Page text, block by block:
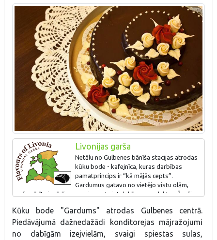
Livonijas garša
Netālu no Gulbenes bānīša stacijas atrodas
kūku bode - kafejnīca, kuras darbības
pamatprincips ir “kā mājās cepts”.
Gardumus gatavo no vietējo vistu olām,
pašu vārīta ievārījuma un, izmantojot dabīgus produktus. Īpašie
“Baltās pils sapnis” un “Pilskalns”.
Kūku bode "Gardums" atrodas Gulbenes centrā.
Piedāvājumā dažnedažādi konditorejas mājražojumi
no dabīgām izejvielām, svaigi spiestas sulas,